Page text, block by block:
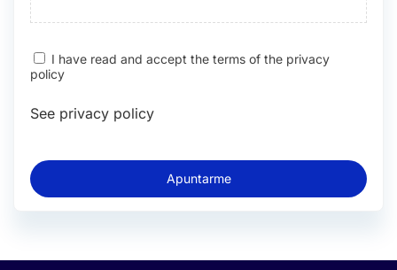
I have read and accept the terms of the privacy
policy
See privacy policy
Apuntarme